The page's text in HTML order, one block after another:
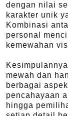
dengan nilai
karakter unik
Kombinasi
personal
kemewahan
mewah dan
berbagai
pencahayaan
hingga